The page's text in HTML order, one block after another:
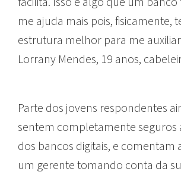
me ajuda mais pois, fisicamente,
estrutura melhor para me
Lorrany Mendes, 19 anos,
Parte dos jovens respondentes
sentem completamente seguros
dos bancos digitais, e comentam
um gerente tomando conta da